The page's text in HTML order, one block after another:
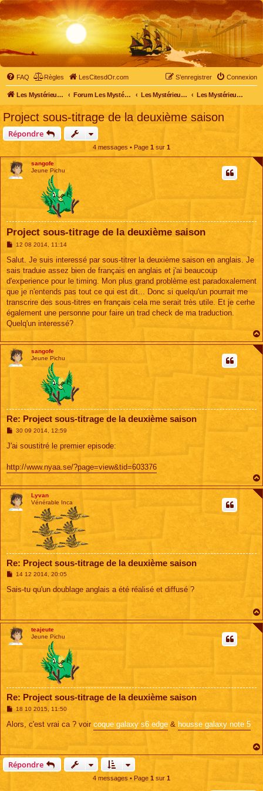
FAQ Règles LesCitesdOr.com Connexion
S’enregistrer
Les Mystérieuses Cités d'Or - LesCitesdOr.com Forum Les Mystérieuses Cités d'Or Les Mystérieuses Cités d'Or Les Mystérieuses Cités d'Or : saison 2 (2013)
Project sous-titrage de la deuxième saison
Répondre
4 messages • Page 1 sur 1
sangofe
Jeune Pichu
Project sous-titrage de la deuxième saison
M
s
a
g
12 08 2014, 11:14
Salut. Je suis interessé par sous-titrer la deuxième saison en anglais. Je
sais traduie assez bien de français en anglais et j'ai beaucoup
d'experience pour le timing. Mon plus grand problème est paradoxalement
que je n'entends pas tout ce qui est dit... Donc si quelqu'un pourrait me
transcrire des sous-titres en français cela me serait très utile. Et je cerhe
également une personne pour faire un trad check de ma traduction.
Quelq'un interessé?
sangofe
Jeune Pichu
Re: Project sous-titrage de la deuxième saison
M
s
g
e
30 09 2014, 12:59
J'ai soustitré le premier episode:
http://www.nyaa.se/?page=view&tid=603376
Lyvan
Vénérable Inca
Re: Project sous-titrage de la deuxième saison
M
s
14 12 2014, 20:05
Sais-tu qu'un doublage anglais a été réalisé et diffusé ?
teajeute
Jeune Pichu
Re: Project sous-titrage de la deuxième saison
M
s
18 10 2015, 11:50
Alors, c'est vrai ca ? voir coque galaxy s6 edge & housse galaxy note 5
Répondre
4 messages • Page 1 sur 1